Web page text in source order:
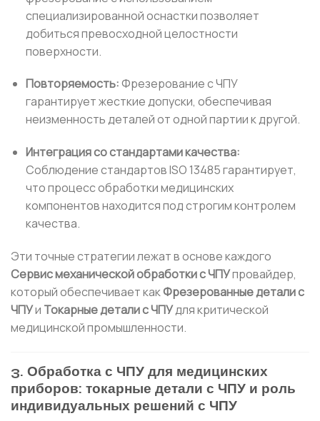
специализированной оснастки позволяет
добиться превосходной целостности
поверхности.
Повторяемость:Фрезерование с ЧПУ
гарантирует жесткие допуски, обеспечивая
неизменность деталей от одной партии к другой.
Интеграция со стандартами качества:
Соблюдение стандартов ISO 13485 гарантирует,
что процесс обработки медицинских
компонентов находится под строгим контролем
качества.
Эти точные стратегии лежат в основе каждого
Сервис механической обработки с ЧПУпровайдер,
который обеспечивает какФрезерованные детали с
ЧПУи Токарные детали с ЧПУдля критической
медицинской промышленности.
3. Обработка с ЧПУ для медицинских
приборов: токарные детали с ЧПУ и роль
индивидуальных решений с ЧПУ